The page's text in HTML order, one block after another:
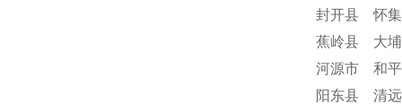
封开县 怀
蕉岭县 大
河源市 和
阳东县 清